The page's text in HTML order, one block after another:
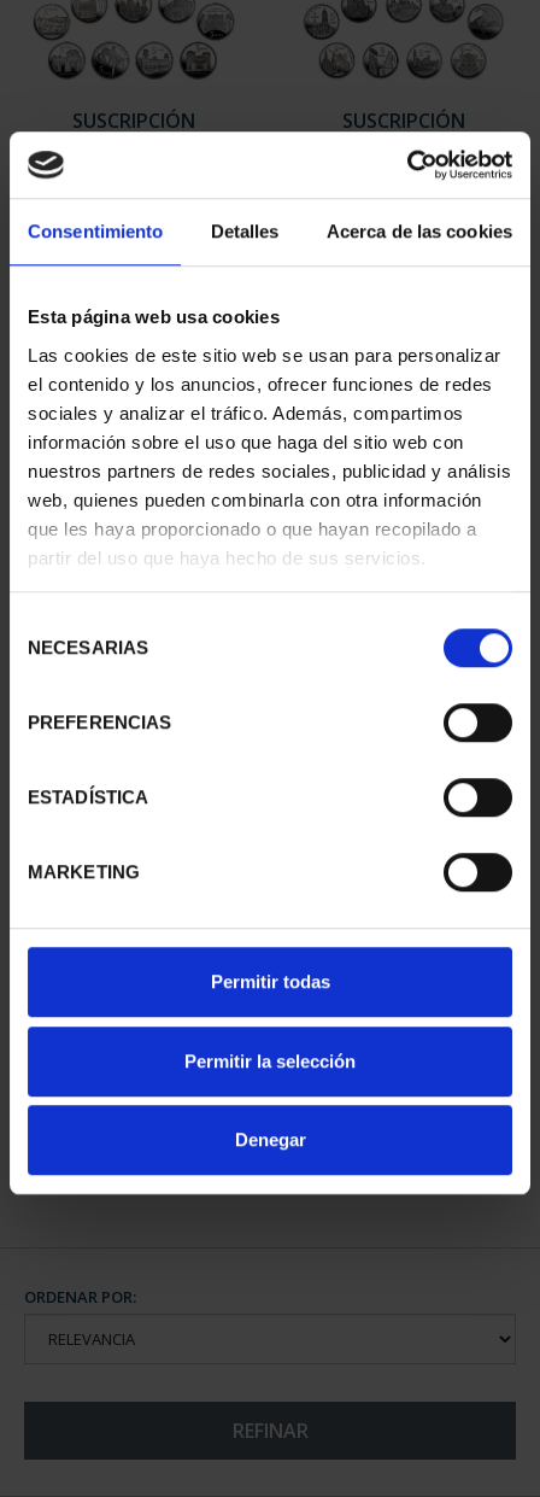
Consentimiento Detalles Acerca de las cookies
Esta página web usa cookies
Las cookies de este sitio web se usan para personalizar
el contenido y los anuncios, ofrecer funciones de redes
sociales y analizar el tráfico. Además, compartimos
información sobre el uso que haga del sitio web con
nuestros partners de redes sociales, publicidad y análisis
web, quienes pueden combinarla con otra información
que les haya proporcionado o que hayan recopilado a
partir del uso que haya hecho de sus servicios.
NECESARIAS
PREFERENCIAS
ESTADÍSTICA
MARKETING
Permitir todas
Permitir la selección
Denegar
SUSCRIPCIÓN
949,00 €
Sólo para usuarios
registrados
SUSCRIPCIÓN
CAPITALES DE
PROVINCIA 2
949,00 €
Sólo para usuarios
registrados
SUSCRIPCIÓN
CAPITALES DE
949,00 €
registrados
SUSCRIPCIÓN
CAPITALES DE
949,00 €
registrados
CAPITALES DE
COMPLET...
3.796,00 €
ORDENAR POR:
REFINAR